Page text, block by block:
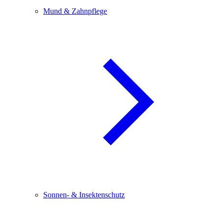
Mund & Zahnpflege
Sonnen- & Insektenschutz